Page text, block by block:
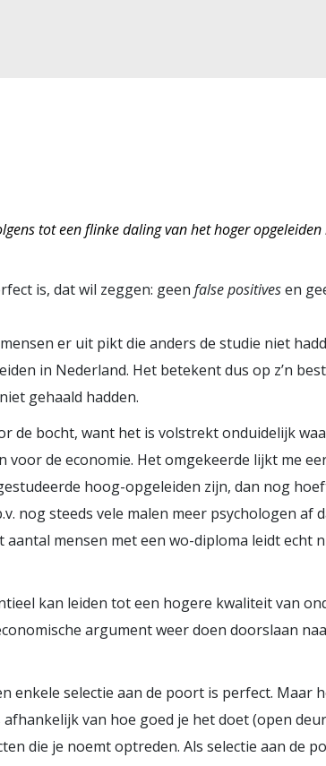
tot een flinke daling van het hoger opgeleiden
is, dat wil zeggen: geen false positivesen
er uit pikt die anders de studie niet
in Nederland. Het betekent dus op z’n
gehaald hadden.
de bocht, want het is volstrekt onduidelijk
de economie. Het omgekeerde lijkt me
hoog-opgeleiden zijn, dan nog
nog steeds vele malen meer psychologen af
mensen met een wo-diploma leidt echt
kan leiden tot een hogere kwaliteit van
argument weer doen doorslaan
enkele selectie aan de poort is perfect. Maar
van hoe goed je het doet (open
die je noemt optreden. Als selectie aan de